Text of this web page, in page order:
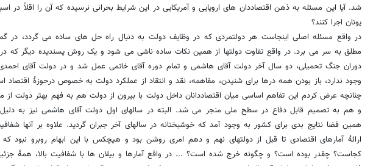
شد. آیا این مسئله به ذهن اقتصاددان های اروپایی و آمریکایی در این شرایط بحرانی نرسیده که آن را اقلاً در
یونان اجرا کنند؟
در واقع مسئله اصلی اینجاست هر دولتمردی که در وظایف دولت به دنبال راه حل های ساده می گردد، در
مطلق به سر می برد. در واقع تفاوت دولتها از همین نکات ساده ناشی می شود و یک روش پسندیده دیگر که در
دوران جنگ تحمیلی، دو سال آخر دولت آقای هاشمی و تمام دوره آقای خاتمی عمل شد و در دولت آقای احمدی
وجود ندارد، باز بودن همه درها برای شنیدن، مفاهمه، نقد و انتقاد از عملکرد دولت به خصوص درحوزۀ اقتصاد
چنانچه عرض کردم این تفاهم اساسی میان اقتصاددانان داخل دولت با بیرون از دولت هم به فهم بهتر دولت از
و هم به تصمیم قابل دفاع در سطح ملی منجر می شد. البته در سالهای اول دولت آقای هاشمی نیز به دلیل
همین فضا نتایج بدی برای کشور به وجود آمد که خوشبختانه در سالهای آخر جبران گردید. علاوه بر آنها
ارائۀ آمارهای اقتصادی تا قبل از دولتهای نهم و دهم امری روشن بود و هیچکس با این ابهام روبرو نبود که
کجاست؟ چقدر بوده است؟ و چگونه خرج شده است؟ ... در واقع آمارها و بیلان ها با شفافیت بالا، همۀ